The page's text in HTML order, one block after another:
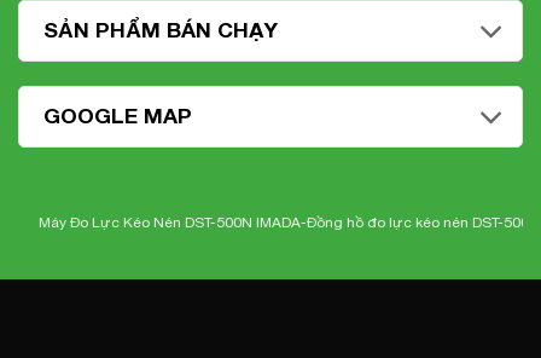
SẢN PHẨM BÁN CHẠY
GOOGLE MAP
Máy Đo Lực Kéo Nén DST-500N IMADA-Đồng hồ đo lực kéo nén DST-500N